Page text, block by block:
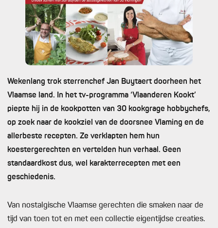
Wekenlang trok sterrenchef Jan Buytaert doorheen het
Vlaamse land. In het tv-programma ‘Vlaanderen Kookt’
piepte hij in de kookpotten van 30 kookgrage hobbychefs,
op zoek naar de kookziel van de doorsnee Vlaming en de
allerbeste recepten. Ze verklapten hem hun
koestergerechten en vertelden hun verhaal. Geen
standaardkost dus, wel karakterrecepten met een
geschiedenis.
Van nostalgische Vlaamse gerechten die smaken naar de
tijd van toen tot en met een collectie eigentijdse creaties.